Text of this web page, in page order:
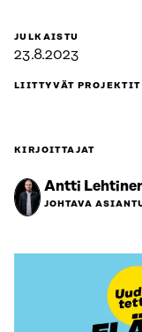
JULKAISTU
23.8.2023
LIITTYVÄT PROJEKTIT
KIRJOITTAJAT
Antti
JOHTAVA